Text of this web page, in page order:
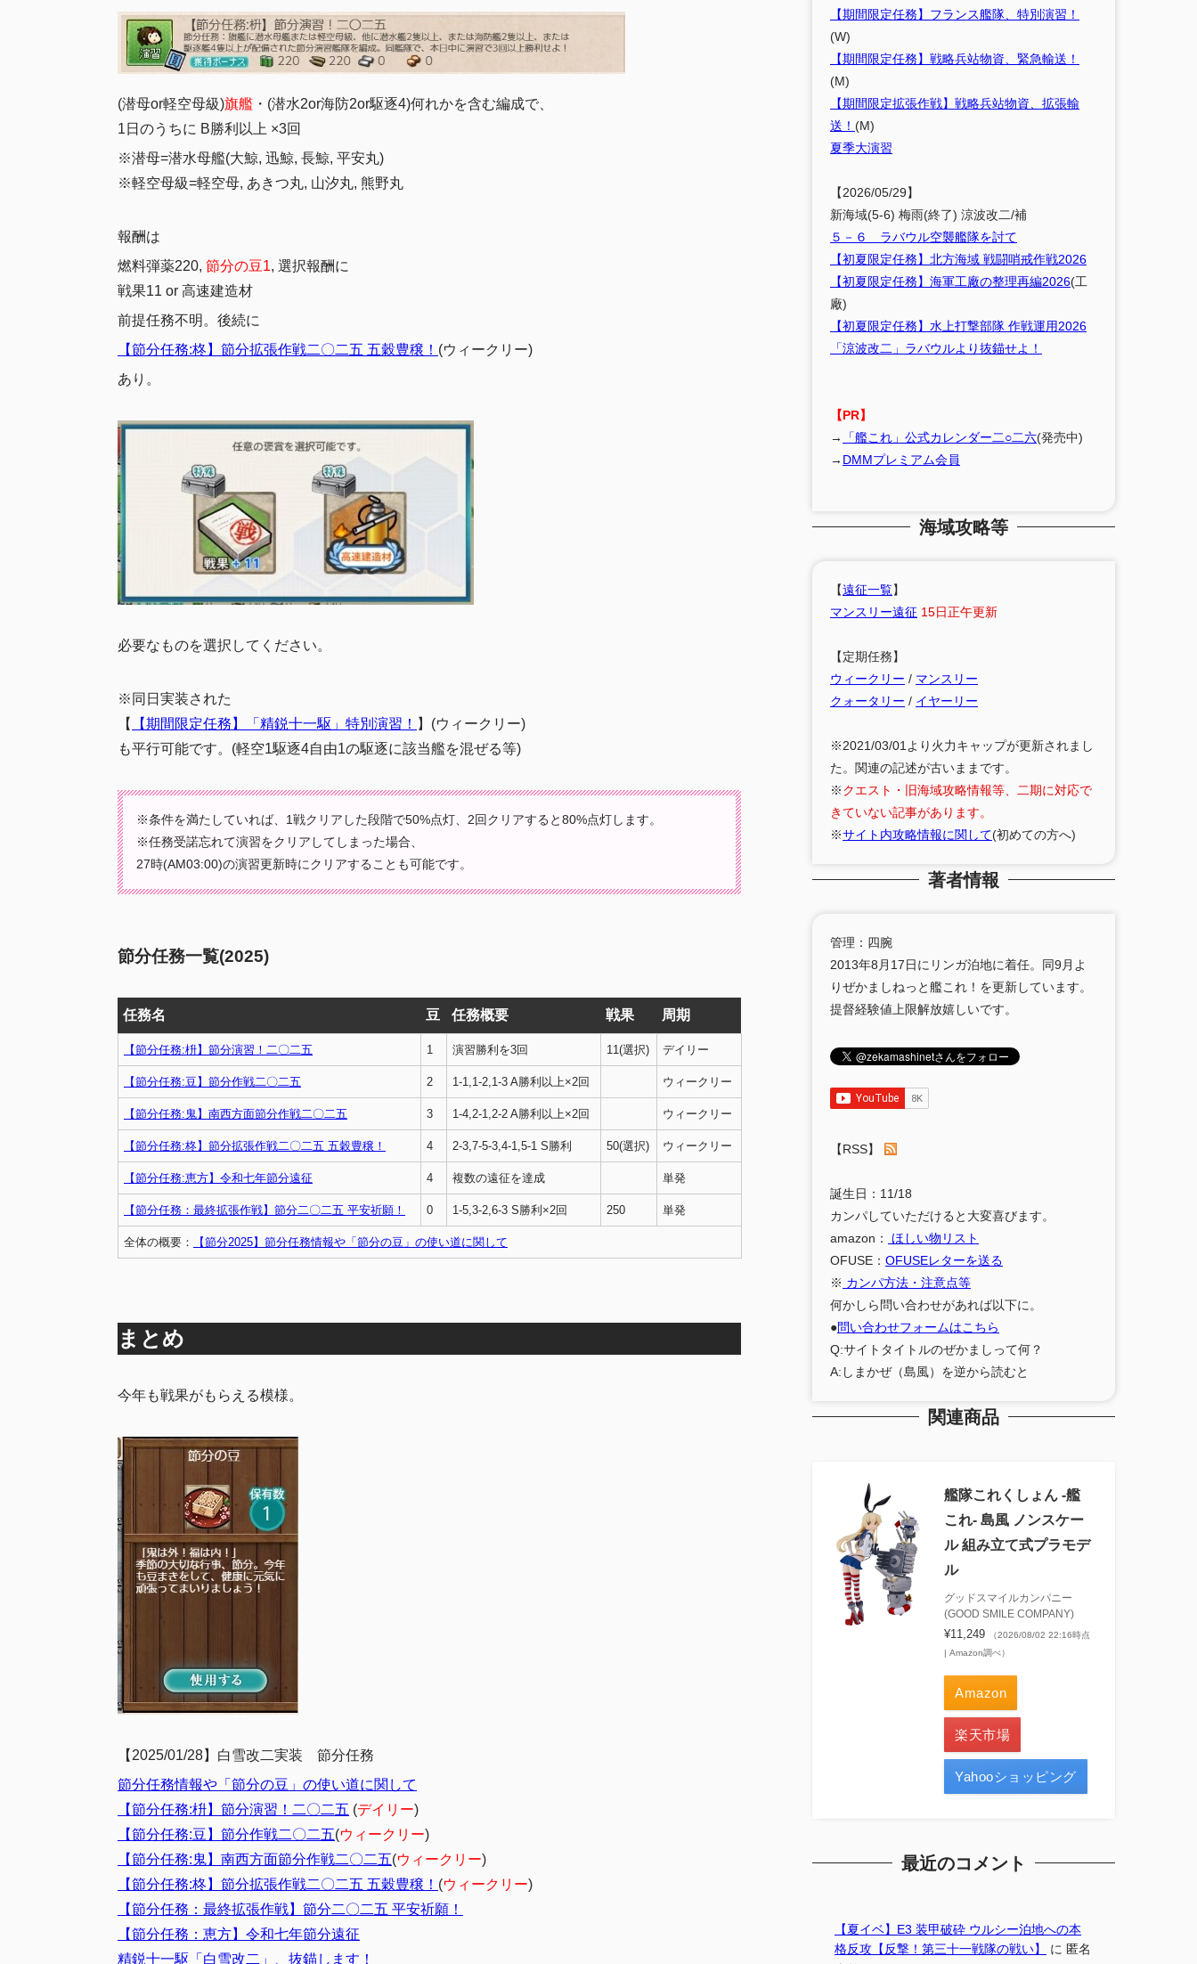
(潜母or軽空母級)旗艦 ・(潜水2or海防2or駆逐4)何れかを含む編成で、
1日のうちに B勝利以上 ×3回
※潜母=潜水母艦(大鯨, 迅鯨, 長鯨, 平安丸)
※軽空母級=軽空母, あきつ丸, 山汐丸, 熊野丸
報酬は
燃料弾薬220, 節分の豆1, 選択報酬に
戦果11 or 高速建造材
前提任務不明。後続に
【節分任務:柊】節分拡張作戦二〇二五 五穀豊穣！ (ウィークリー)
あり。
必要なものを選択してください。
※同日実装された
【
【期間限定任務】「精鋭十一駆」特別演習！ 】(ウィークリー)
も平行可能です。(軽空1駆逐4自由1の駆逐に該当艦を混ぜる等)
※条件を満たしていれば、1戦クリアした段階で50%点灯、2回クリアすると80%点灯します。
※任務受諾忘れて演習をクリアしてしまった場合、
27時(AM03:00)の演習更新時にクリアすることも可能です。
節分任務一覧(2025)
任務名 豆 任務概要 戦果 周期
【節分任務:枡】節分演習！二〇二五 1 演習勝利を3回 11(選択) デイリー
【節分任務:豆】節分作戦二〇二五 2 1-1,1-2,1-3 A勝利以上×2回 ウィークリー
【節分任務:鬼】南西方面節分作戦二〇二五 3 1-4,2-1,2-2 A勝利以上×2回 ウィークリー
【節分任務:柊】節分拡張作戦二〇二五 五穀豊穣！ 4 2-3,7-5-3,4-1,5-1 S勝利 50(選択) ウィークリー
【節分任務:恵方】令和七年節分遠征 4 複数の遠征を達成 単発
【節分任務：最終拡張作戦】節分二〇二五 平安祈願！ 0 1-5,3-2,6-3 S勝利×2回 250 単発
全体の概要： 【節分2025】節分任務情報や「節分の豆」の使い道に関して
まとめ
今年も戦果がもらえる模様。
【2025/01/28】白雪改二実装 節分任務
節分任務情報や「節分の豆」の使い道に関して
【節分任務:枡】節分演習！二〇二五 (デイリー)
【節分任務:豆】節分作戦二〇二五(ウィークリー)
【節分任務:鬼】南西方面節分作戦二〇二五(ウィークリー)
【節分任務:柊】節分拡張作戦二〇二五 五穀豊穣！ (ウィークリー)
【節分任務：最終拡張作戦】節分二〇二五 平安祈願！
【節分任務：恵方】令和七年節分遠征
精鋭十一駆「白雪改二」、抜錨します！
【期間限定任務】フランス艦隊、特別演習！
(W)
【期間限定任務】戦略兵站物資、緊急輸送！
(M)
【期間限定拡張作戦】戦略兵站物資、拡張輸
送！ (M)
夏季大演習
【2026/05/29】
新海域(5-6) 梅雨(終了) 涼波改二/補
５－６ ラバウル空襲艦隊を討て
【初夏限定任務】北方海域 戦闘哨戒作戦2026
【初夏限定任務】海軍工廠の整理再編2026(工
廠)
【初夏限定任務】水上打撃部隊 作戦運用2026
「涼波改二」ラバウルより抜錨せよ！
【PR】
→
「艦これ」公式カレンダー二○二六(発売中)
→ DMMプレミアム会員
海域攻略等
【遠征一覧】
マンスリー遠征 15日正午更新
【定期任務】
ウィークリー / マンスリー
クォータリー / イヤーリー
※2021/03/01より火力キャップが更新されまし
た。関連の記述が古いままです。
※クエスト・旧海域攻略情報等、二期に対応で
きていない記事があります。
※サイト内攻略情報に関して(初めての方へ)
著者情報
管理：四腕
2013年8月17日にリンガ泊地に着任。同9月よ
りぜかましねっと艦これ！を更新しています。
提督経験値上限解放嬉しいです。
【RSS】
誕生日：11/18
カンパしていただけると大変喜びます。
amazon：
ほしい物リスト
OFUSE： OFUSEレターを送る
※ カンパ方法・注意点等
何かしら問い合わせがあれば以下に。
●問い合わせフォームはこちら
Q:サイトタイトルのぜかましって何？
A:しまかぜ（島風）を逆から読むと
関連商品
艦隊これくしょん ‐艦
これ‐ 島風 ノンスケー
ル 組み立て式プラモデ
ル
グッドスマイルカンパニー
(GOOD SMILE COMPANY)
¥11,249
（2026/08/02 22:16時点
| Amazon調べ）
Amazon
楽天市場
Yahooショッピング
最近のコメント
【夏イベ】E3 装甲破砕 ウルシー泊地への本
格反攻【反撃！第三十一戦隊の戦い】
に 匿名